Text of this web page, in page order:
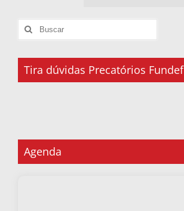
Tira dúvidas Precatórios Fundef
Agenda